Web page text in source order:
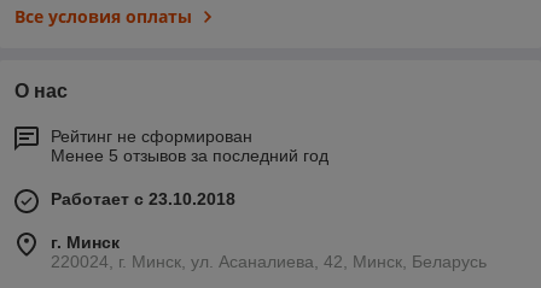
Все условия оплаты
О нас
Рейтинг не сформирован
Менее 5 отзывов за последний год
Работает с 23.10.2018
г. Минск
220024, г. Минск, ул. Асаналиева, 42, Минск, Беларусь